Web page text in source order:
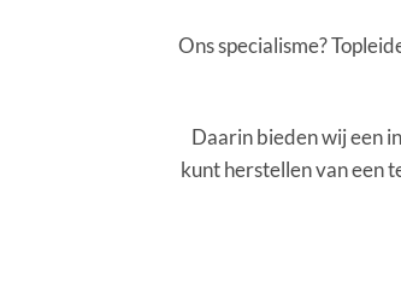
Ons specialisme?
Daarin bieden wij een
kunt herstellen van een